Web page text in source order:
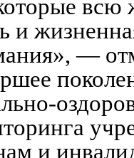
всю
и
—
и